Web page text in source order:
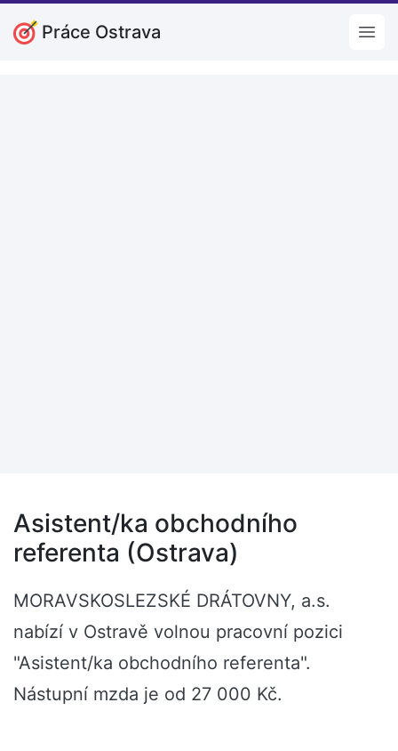
Práce Ostrava
Asistent/ka obchodního
referenta (Ostrava)
MORAVSKOSLEZSKÉ DRÁTOVNY, a.s.
nabízí v Ostravě volnou pracovní pozici
"Asistent/ka obchodního referenta".
Nástupní mzda je od 27 000 Kč.